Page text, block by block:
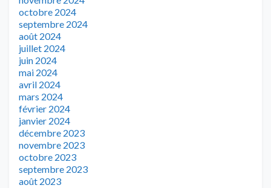
octobre 2024
septembre 2024
août 2024
juillet 2024
juin 2024
mai 2024
avril 2024
mars 2024
février 2024
janvier 2024
décembre 2023
novembre 2023
octobre 2023
septembre 2023
août 2023